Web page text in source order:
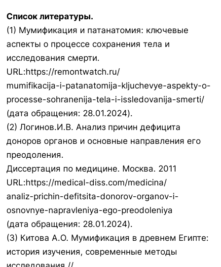
Список литературы.
(1) Мумификация и патанатомия: ключевые
аспекты о процессе сохранения тела и
исследования смерти.
URL:https://remontwatch.ru/
mumifikacija-i-patanatomija-kljuchevye-aspekty-o-
processe-sohranenija-tela-i-issledovanija-smerti/
(дата обращения: 28.01.2024).
(2) Логинов.И.В. Анализ причин дефицита
доноров органов и основные направления его
преодоления.
Диссертация по медицине. Москва. 2011
URL:https://medical-diss.com/medicina/
analiz-prichin-defitsita-donorov-organov-i-
osnovnye-napravleniya-ego-preodoleniya
(дата обращения: 28.01.2024).
(3) Китова А.О. Мумификация в древнем Египте:
история изучения, современные методы